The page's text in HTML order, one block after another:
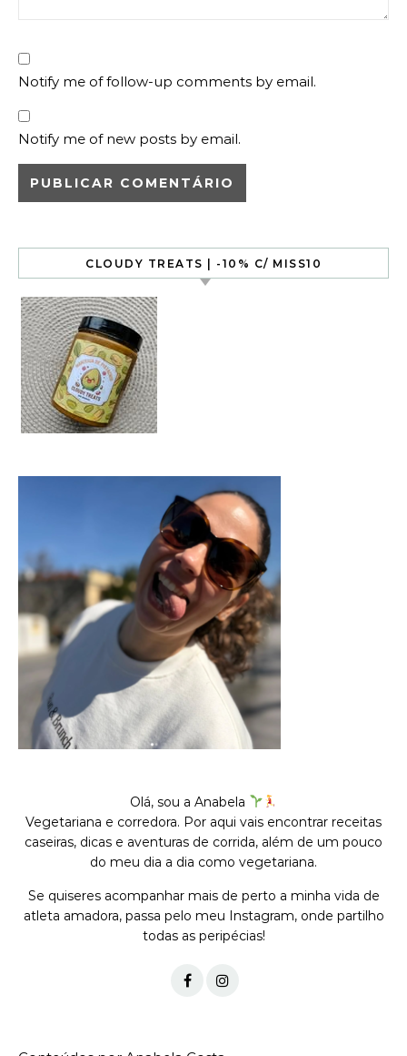
Notify me of follow-up comments by email.
Notify me of new posts by email.
CLOUDY TREATS | -10% C/ MISS10
Olá, sou a Anabela
Vegetariana e corredora. Por aqui vais encontrar receitas
caseiras, dicas e aventuras de corrida, além de um pouco
do meu dia a dia como vegetariana.
Se quiseres acompanhar mais de perto a minha vida de
atleta amadora, passa pelo meu Instagram, onde partilho
todas as peripécias!